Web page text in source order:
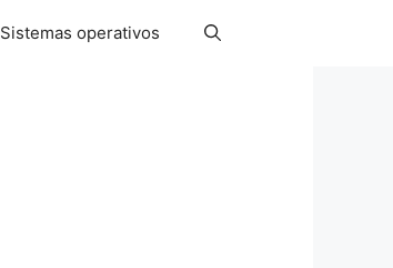
Sistemas operativos